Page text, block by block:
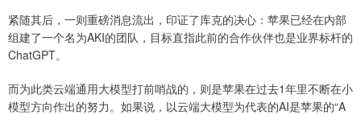
紧随其后，一则重磅消息流出，印证了库克的决心：苹果已经在内部
组建了一个名为AKI的团队，目标直指此前的合作伙伴也是业界标杆的
ChatGPT。
而为此类云端通用大模型打前哨战的，则是苹果在过去1年里不断在小
模型方向作出的努力。如果说，以云端大模型为代表的AI是苹果的“A